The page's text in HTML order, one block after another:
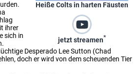
Heiße Colts in harten Fäusten
jetzt streamen*
ihrer
sich in
Desperado Lee Sutton (Chad
doch er wird von dem scheuenden Tier